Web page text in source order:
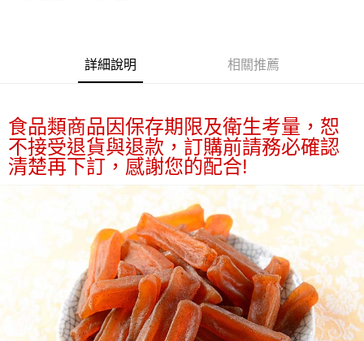
法說明評估內容。
【繳款方式說明】
1.分期款項不併入電信帳單，「大哥付你分期」於每月結算日後寄送繳費提
醒簡訊。
帳／街口支付／iPASS MONEY」等通路繳費。
1.本服務係由「台灣大哥大股份有限公司」（以下簡稱本公司）所提供，讓
用戶於交易時，得透過本服務購買商品或服務，並由商店將買賣／分期付款
買賣價金債權讓與本公司後，依約使用本公司帳單繳交帳款。
2.基於同意付款使用「大哥付你分期」之契約關係目的，商店將以您的個人
資料（包含姓名、電話或地址）提供予台灣大哥大進項蒐集、處理及利用，
由本公司與您本人進行分期帳單所需資料之確認、核對及更正。
3.完整用戶服務條款，請詳閱以下連結：https://oppay.tw/userRule
AFTEE先享後付是「在收到商品之後才付款」的支付方式。 讓您購物簡單
３．安心：先確認商品／服務後，再付款。
【「AFTEE先享後付」結帳流程】
１．於結帳方式選擇「AFTEE先享後付」後，將跳轉至「AFTEE先享後付」
結帳頁面，進行簡訊認證並確認金額後，即可完成結帳。
２．訂單成立數日內，您將收到繳費通知簡訊。
３．收到繳費通知簡訊後14天內，點擊此簡訊中的連結，可透過四大超商／
ATM／網路銀行／等多元方式進行付款，方視為交易完成。
※ 請注意：結帳手續完成當下不需立刻繳費，但若您需要取消訂單，請聯絡
購買商品的店家。未經商家同意取消之訂單仍視為有效，需透過AFTEE先享
後付繳納相關費用。
※ 交易是否成功請以「AFTEE先享後付 」之結帳頁面顯示為準，若有關於
是否繳費成功／繳費後需取消欲退款等相關疑問，請聯繫「AFTEE先享後付
客戶支援中心」https://netprotections.freshdesk.com/support/home
付款後全家取貨
每筆NT$70，滿NT$1,000(含以上)免運費
付款後7-11取貨
每筆NT$70，滿NT$1,000(含以上)免運費
每筆NT$100，滿NT$1,200(含以上)免運費
京站台北店客服中心(1F星巴克旁) 即日起不提供京站紙袋，取件時
請自備購物袋，若需購買紙袋可現場詢問
免運費
詳細說明 相關推薦
食品類商品因保存期限及衛生考量，恕
不接受退貨與退款，訂購前請務必確認
清楚再下訂，感謝您的配合!